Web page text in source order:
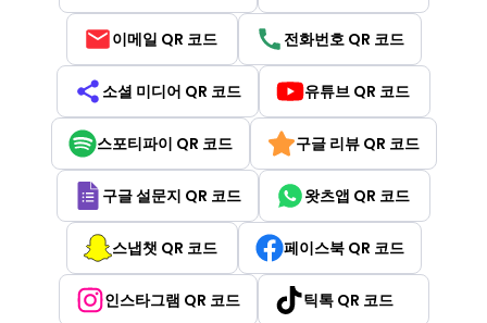
이메일 QR 코드 전화번호 QR 코드
소셜 미디어 QR 코드 유튜브 QR 코드
스포티파이 QR 코드 구글 리뷰 QR 코드
구글 설문지 QR 코드 왓츠앱 QR 코드
스냅챗 QR 코드 페이스북 QR 코드
인스타그램 QR 코드 틱톡 QR 코드